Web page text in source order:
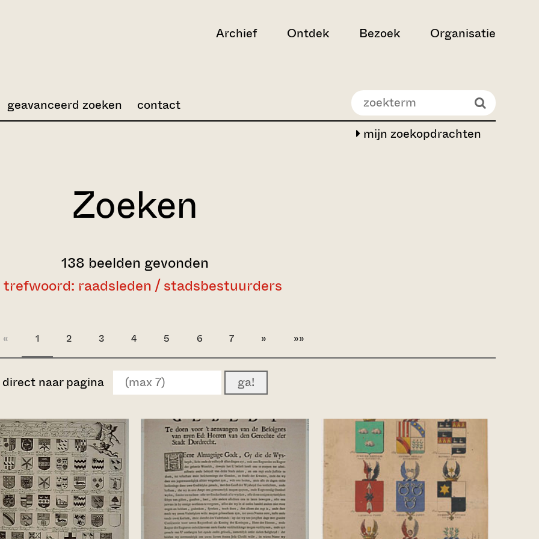
Archief Ontdek Bezoek Organisatie
mijn zoekopdrachten
geavanceerd zoeken contact
Zoeken
138 beelden gevonden
trefwoord: raadsleden / stadsbestuurders
« 1 2 3 4 5 6 7 » »»
direct naar pagina ga!